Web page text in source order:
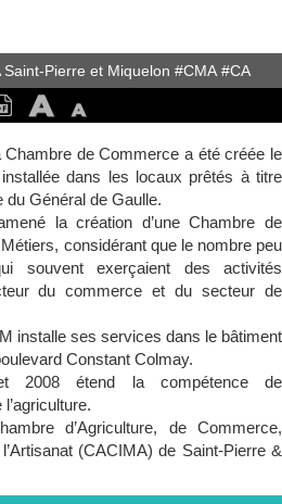
Saint-Pierre et Miquelon #CMA #CA
de Commerce a été créée le
dans les locaux prêtés à titre
du Général de Gaulle.
la création d’une Chambre de
considérant que le nombre peu
souvent exerçaient des activités
du commerce et du secteur de
installe ses services dans le bâtiment
Constant Colmay.
2008 étend la compétence de
d’Agriculture, de Commerce,
(CACIMA) de Saint-Pierre &